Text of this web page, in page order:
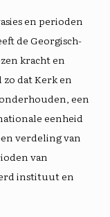
en perioden
de Georgisch-
kracht en
zo datKerk en
een
eenheid
verdeling van
van
instituut en